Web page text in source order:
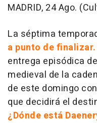
MADRID, 24 Ago.
La séptima
a punto de finalizar.
entrega episódica
medieval de la
de este domingo
que decidirá el
¿Dónde está